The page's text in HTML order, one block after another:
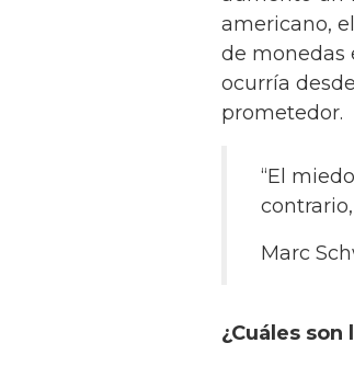
americano,
de monedas
ocurría
prometedor.
“El
Marc
¿Cuáles